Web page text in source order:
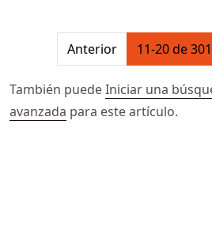
Anterior 11-20 de 301
También puedeIniciar una
avanzada para este artículo.